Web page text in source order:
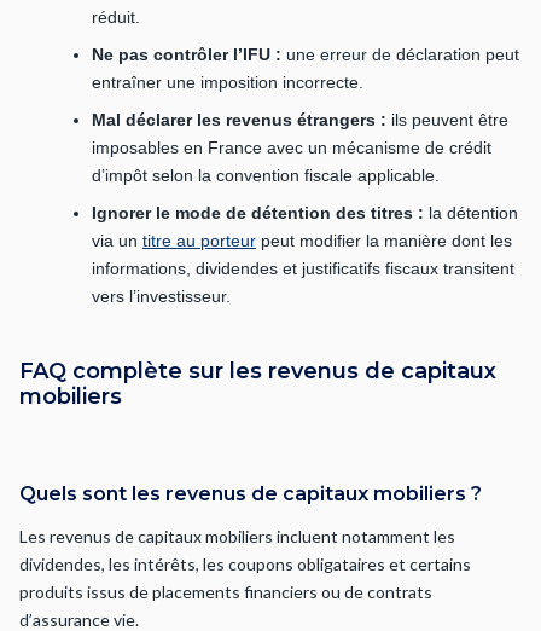
réduit.
Ne pas contrôler l’IFU : une erreur de déclaration peut
entraîner une imposition incorrecte.
Mal déclarer les revenus étrangers : ils peuvent être
imposables en France avec un mécanisme de crédit
d’impôt selon la convention fiscale applicable.
Ignorer le mode de détention des titres : la détention
via un titre au porteur peut modifier la manière dont les
informations, dividendes et justificatifs fiscaux transitent
vers l’investisseur.
FAQ complète sur les revenus de capitaux
mobiliers
Quels sont les revenus de capitaux mobiliers ?
Les revenus de capitaux mobiliers incluent notamment les
dividendes, les intérêts, les coupons obligataires et certains
produits issus de placements financiers ou de contrats
d’assurance vie.